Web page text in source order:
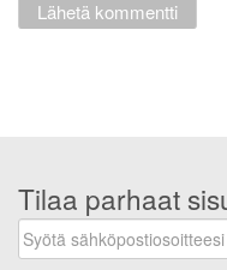
Tilaa parhaat